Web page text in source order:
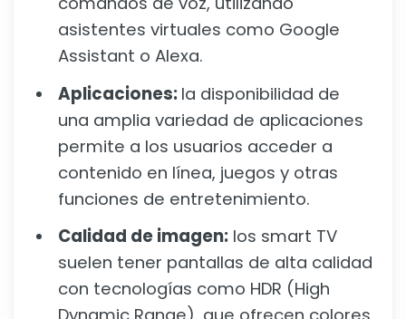
asistentes virtuales como Google
Assistant o Alexa.
Aplicaciones: la disponibilidad de
una amplia variedad de aplicaciones
permite a los usuarios acceder a
contenido en línea, juegos y otras
funciones de entretenimiento.
Calidad de imagen: los smart TV
suelen tener pantallas de alta calidad
con tecnologías como HDR (High